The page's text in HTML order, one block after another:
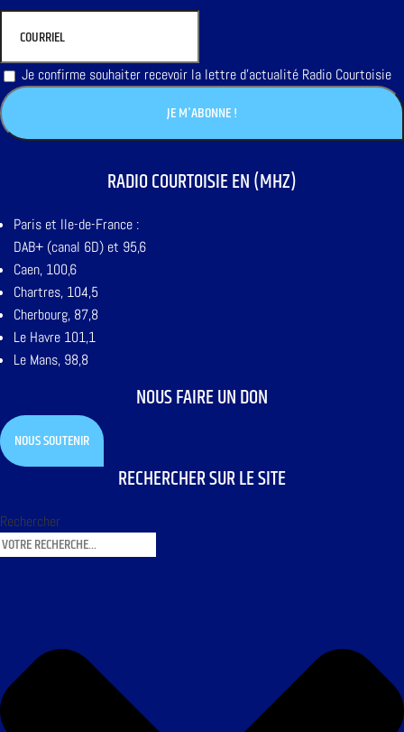
Je confirme souhaiter recevoir la lettre d'actualité Radio Courtoisie
RADIO COURTOISIE EN (MHZ)
Paris et Ile-de-France :
DAB+ (canal 6D) et 95,6
Caen, 100,6
Chartres, 104,5
Cherbourg, 87,8
Le Havre 101,1
Le Mans, 98,8
NOUS FAIRE UN DON
NOUS SOUTENIR
RECHERCHER SUR LE SITE
Rechercher